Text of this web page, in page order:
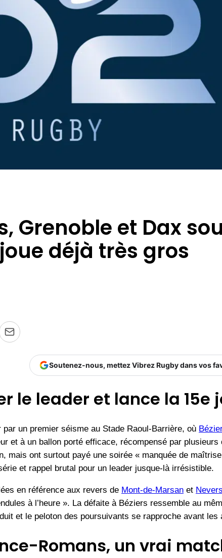
Grenoble et Dax
déjà très gros
Soutenez-nous, mettez Vibrez Rugby dans vos
le leader et lance la 15e
un premier séisme au Stade Raoul-Barrière, où
et à un ballon porté efficace, récompensé par
mais ont surtout payé une soirée « manquée de
et rappel brutal pour un leader jusque-là irrésistible.
en référence aux revers de Mont-de-Marsan et Nevers
à l’heure ». La défaite à Béziers ressemble au
et le peloton des poursuivants se rapproche avant les
Romans, un vrai